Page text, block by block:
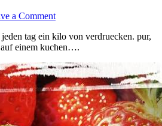
a Commenton
jippie!-
erdbeer-
saison-
jippie!
tag ein kilo von verdruecken. pur,
einem kuchen….